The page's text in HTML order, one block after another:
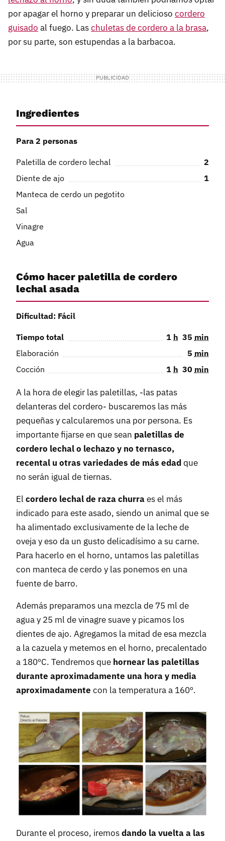
por apagar el horno y preparar un delicioso cordero
guisado al fuego. Laschuletas de cordero a la brasa,
por su parte, son estupendas a la barbacoa.
Ingredientes
Para 2 personas
Paletilla de cordero lechal
2
Diente de ajo
1
Manteca de cerdo un pegotito
Sal
Vinagre
Agua
Cómo hacer paletilla de cordero
lechal asada
Dificultad: Fácil
Tiempo total 1 h 35 min
Elaboración
5 min
Cocción
1 h 30 min
A la hora de elegir las paletillas, -las patas
delanteras del cordero- buscaremos las más
pequeñas y calcularemos una por persona. Es
importante fijarse en que sean paletillas de
cordero lechal o lechazo y no ternasco,
recental u otras variedades de más edadque
no serán igual de tiernas.
El cordero lechal de raza churraes el más
indicado para este asado, siendo un animal que se
ha alimentado exclusivamente de la leche de
oveja y eso da un gusto delicadísimo a su carne.
Para hacerlo en el horno, untamos las paletillas
con manteca de cerdo y las ponemos en una
fuente de barro.
Además preparamos una mezcla de 75 ml de
agua y 25 ml de vinagre suave y picamos los
dientes de ajo. Agregamos la mitad de esa mezcla
a la cazuela y metemos en el horno, precalentado
a 180ºC. Tendremos que hornear las paletillas
durante aproximadamente una hora y media
aproximadamente con la temperatura a 160º.
Durante el proceso, iremosdando la vuelta a las